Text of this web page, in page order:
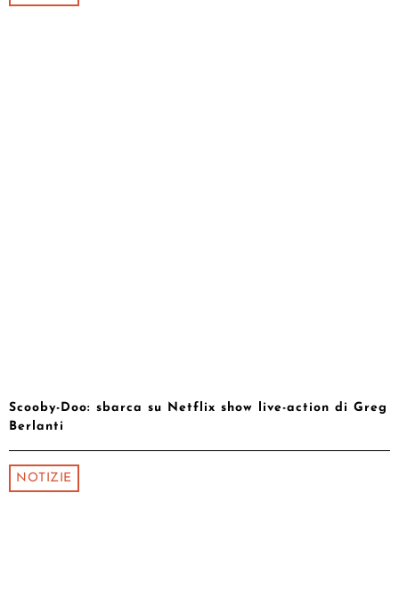
Scooby-Doo: sbarca su Netflix show live-action di Greg
Berlanti
NOTIZIE